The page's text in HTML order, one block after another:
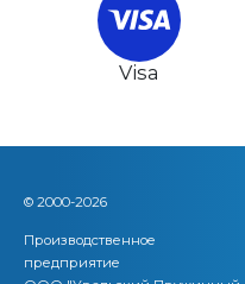
Visa
© 2000-2026
Производственное
предприятие